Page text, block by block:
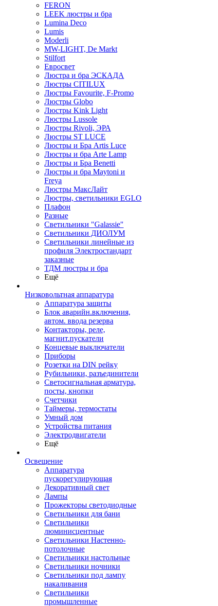
FERON
LEEK люстры и бра
Lumina Deco
Lumis
Moderli
MW-LIGHT, De Markt
Stilfort
Евросвет
Люстра и бра ЭСКАДА
Люстры CITILUX
Люстры Favourite, F-Promo
Люстры Globo
Люстры Kink Light
Люстры Lussole
Люстры Rivoli, ЭРА
Люстры ST LUCE
Люстры и Бра Artis Luce
Люстры и бра Arte Lamp
Люстры и Бра Benetti
Люстры и бра Maytoni и
Freya
Люстры МаксЛайт
Люстры, светильники EGLO
Плафон
Разные
Светильники "Galassie"
Светильники ДИОЛУМ
Светильники линейные из
профиля Электростандарт
заказные
ТДМ люстры и бра
Ещё
Низковольтная аппаратура
Аппаратура защиты
Блок аварийн.включения,
автом. ввода резерва
Контакторы, реле,
магнит.пускатели
Концевые выключатели
Приборы
Розетки на DIN рейку
Рубильники, разъединители
Светосигнальная арматура,
посты, кнопки
Счетчики
Таймеры, термостаты
Умный дом
Устройства питания
Электродвигатели
Ещё
Освещение
Аппаратура
пускорегулирующая
Декоративный свет
Лампы
Прожекторы светодиодные
Светильники для бани
Светильники
люминисцентные
Светильники Настенно-
потолочные
Светильники настольные
Светильники ночники
Светильники под лампу
накаливания
Светильники
промышленные